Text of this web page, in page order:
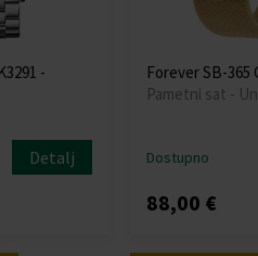
-
Detalj
Forever SB-365
Pametni sat -
Dostupno
88,00 €